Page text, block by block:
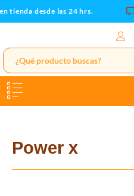
al
tienda desde las 24 hrs.
Power x